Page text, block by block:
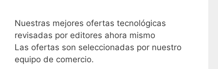
Nuestras mejores ofertas tecnológicas
revisadas por editores ahora mismo
Las ofertas son seleccionadas por nuestro
equipo de comercio.